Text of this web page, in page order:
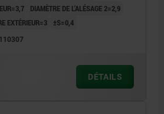
DIAMÈTRE DE L'ALÉSAGE 2=2,9
EXTÉRIEUR=3 ±S=0,4
DÉTAILS